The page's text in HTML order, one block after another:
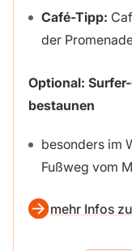
Café-Tipp:
der
Optional:
bestaunen
besonders im
Fußweg vom
mehr Infos